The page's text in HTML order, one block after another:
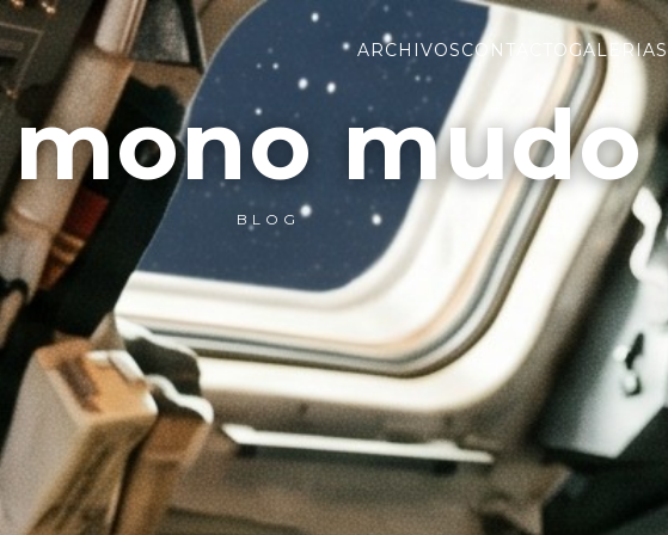
ARCHIVOSCONTACTOGALERIAS
mudo
BLOG